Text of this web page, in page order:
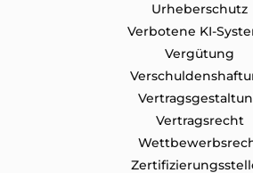
Urheberschutz
Verbotene KI-
Vergütung
Vertragsrecht